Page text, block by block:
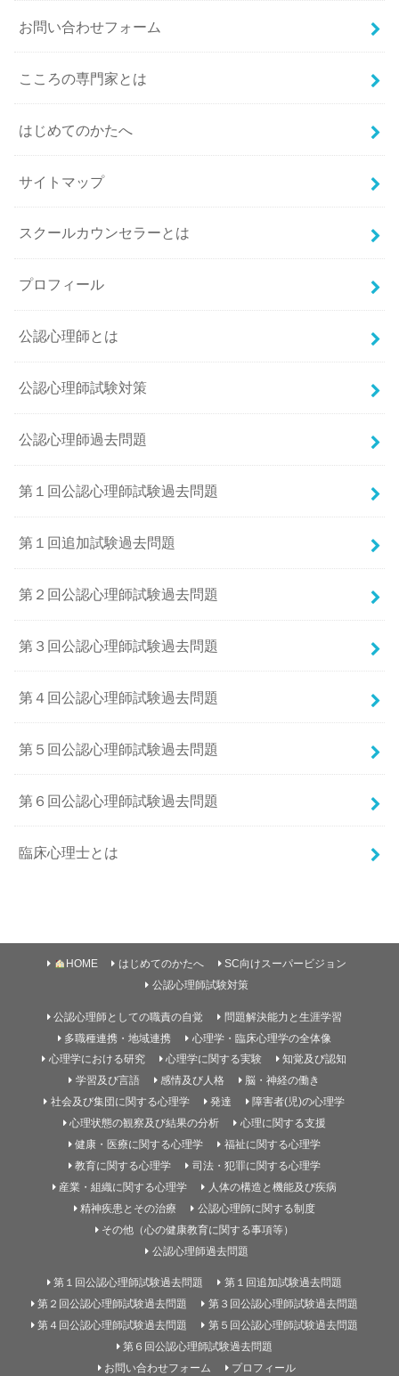
お問い合わせフォーム
こころの専門家とは
はじめてのかたへ
サイトマップ
スクールカウンセラーとは
プロフィール
公認心理師とは
公認心理師試験対策
公認心理師過去問題
第１回公認心理師試験過去問題
第１回追加試験過去問題
第２回公認心理師試験過去問題
第３回公認心理師試験過去問題
第４回公認心理師試験過去問題
第５回公認心理師試験過去問題
第６回公認心理師試験過去問題
臨床心理士とは
HOME はじめてのかたへ
SC向けスーパービジョン
公認心理師試験対策
公認心理師としての職責の自覚
問題解決能力と生涯学習
多職種連携・地域連携
心理学・臨床心理学の全体像
心理学における研究
心理学に関する実験
知覚及び認知
学習及び言語
感情及び人格
脳・神経の働き
社会及び集団に関する心理学
発達
障害者(児)の心理学
心理状態の観察及び結果の分析
心理に関する支援
健康・医療に関する心理学
福祉に関する心理学
教育に関する心理学
司法・犯罪に関する心理学
産業・組織に関する心理学
人体の構造と機能及び疾病
精神疾患とその治療
公認心理師に関する制度
その他（心の健康教育に関する事項等）
公認心理師過去問題
第１回公認心理師試験過去問題
第１回追加試験過去問題
第２回公認心理師試験過去問題
第３回公認心理師試験過去問題
第４回公認心理師試験過去問題
第５回公認心理師試験過去問題
第６回公認心理師試験過去問題
お問い合わせフォーム
プロフィール